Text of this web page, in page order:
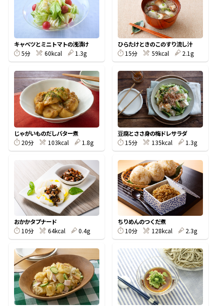
新鮮一番 『氷熟®』
『踊り節』
鰹節屋の
だしパック
だし粉
商品情報一覧
キャベツとミニトマトの浅漬け
5分
60kcal 1.3g
ひらたけときのこのすり流し汁
15分
59kcal 2.1g
じゃがいものだしバター煮
20分
103kcal 1.8g
豆腐とささ身の梅ドレサラダ
15分
135kcal 1.3g
おかかタプナード
10分
64kcal 0.4g
ちりめんのつくだ煮
10分
128kcal 2.3g